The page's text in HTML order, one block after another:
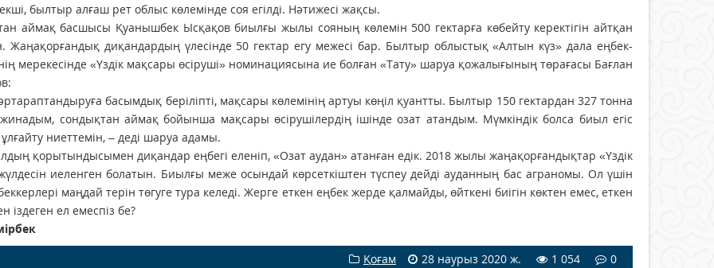
былтыр алғаш рет облыс көлемінде соя егілді. Нәтижесі жақсы.
аймақ басшысы Қуанышбек Ысқақов биылғы жылы сояның көлемін 500 гектарға көбей­ту керектігін айтқан
Жаңа­қорғандық диқандардың үле­сінде 50 гектар егу межесі бар. Былтыр облыстық «Алтын күз» дала еңбек­
мерекесінде «Үздік мақсары өсіруші» номинациясына ие болған «Тату» шаруа қожалығының төрағасы Бағлан
басым­дық беріліпті, мақсары көлемінің артуы көңіл қуантты. Былтыр 150 гектардан 327 тонна
сондықтан аймақ бойынша мақсары өсірушілердің ішінде озат атандым. Мүмкіндік болса биыл егіс
ниеттемін, – деді шаруа адамы.
қорытындысымен диқандар еңбегі еленіп, «Озат аудан» атанған едік. 2018 жылы жаңа­қорғандықтар «Үздік
иеленген болатын. Биылғы меже осындай көрсеткіштен түспеу дейді ауданның бас аграномы. Ол үшін
маңдай терін төгуге тура келеді. Жерге еткен еңбек жерде қалмайды, өйткені биігін көктен емес, еткен
іздеген ел емеспіз бе?
Қоғам
28 наурыз 2020 ж. 1 054 0